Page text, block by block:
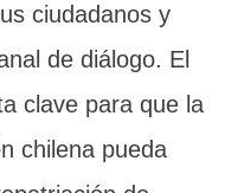
ciudadanos y
de diálogo. El
clave para que la
chilena pueda